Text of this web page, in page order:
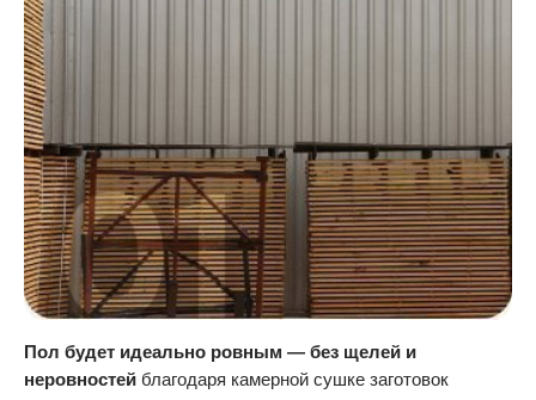
Пол будет идеально ровным — без щелей и
неровностей благодаря камерной сушке заготовок